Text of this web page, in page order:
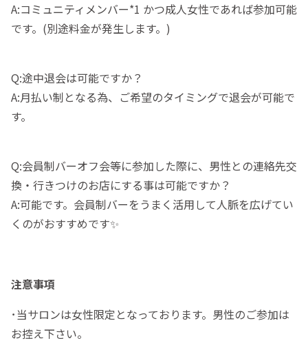
A:コミュニティメンバー*1 かつ成人女性であれば参加可能
です。(別途料金が発生します。)
Q:途中退会は可能ですか？
A:月払い制となる為、ご希望のタイミングで退会が可能で
す。
Q:会員制バーオフ会等に参加した際に、男性との連絡先交
換・行きつけのお店にする事は可能ですか？
A:可能です。会員制バーをうまく活用して人脈を広げてい
くのがおすすめです✨
注意事項
･当サロンは女性限定となっております。男性のご参加は
お控え下さい。